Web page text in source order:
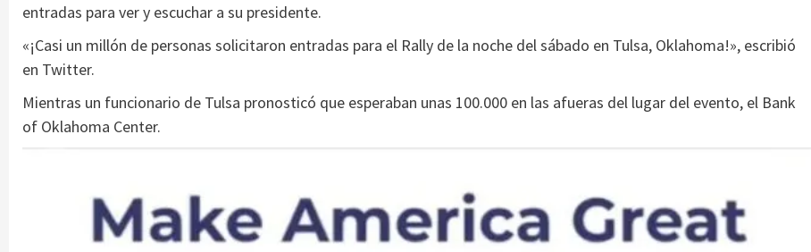
entradas para ver y escuchar a su presidente.
«¡Casi un millón de personas solicitaron entradas para el Rally de la noche del sábado en Tulsa, Oklahoma!», escribió
en Twitter.
Mientras un funcionario de Tulsa pronosticó que esperaban unas 100.000 en las afueras del lugar del evento, el Bank
of Oklahoma Center.